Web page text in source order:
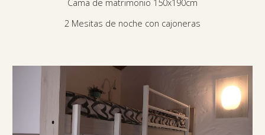
2 Mesitas de noche con cajoneras